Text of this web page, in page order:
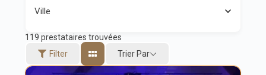
Ville
119 prestataires trouvées
Filter
Trier Par